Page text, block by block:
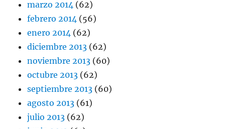
marzo 2014 (62)
febrero 2014 (56)
enero 2014 (62)
diciembre 2013 (62)
noviembre 2013 (60)
octubre 2013 (62)
septiembre 2013 (60)
agosto 2013 (61)
julio 2013 (62)